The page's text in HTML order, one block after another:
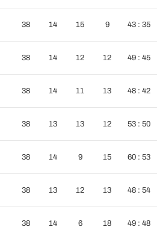
38 14 15 9 43 : 35
38 14 12 12 49 : 45
38 14 11 13 48 : 42
38 13 13 12 53 : 50
38 14 9 15 60 : 53
38 13 12 13 48 : 54
38 14 6 18 49 : 48